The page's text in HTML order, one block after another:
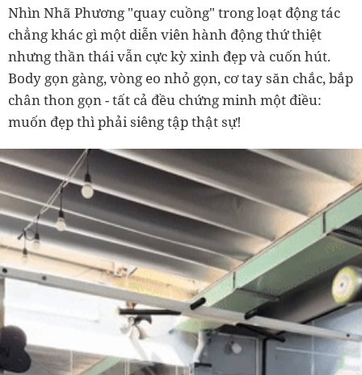
Nhìn Nhã Phương "quay cuồng" trong loạt động tác
chẳng khác gì một diễn viên hành động thứ thiệt
nhưng thần thái vẫn cực kỳ xinh đẹp và cuốn hút.
Body gọn gàng, vòng eo nhỏ gọn, cơ tay săn chắc, bắp
chân thon gọn - tất cả đều chứng minh một điều:
muốn đẹp thì phải siêng tập thật sự!